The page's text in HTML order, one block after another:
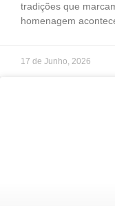
tradições que
homenagem
17 de Junho, 2026